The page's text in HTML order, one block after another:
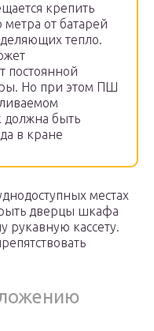
крепить
от батарей
тепло.
постоянной
Но при этом ПШ
должна быть
в кране
местах
дверцы шкафа
рукавную кассету.